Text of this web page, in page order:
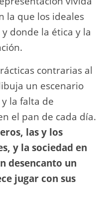
la que los ideales
donde la ética y la
contrarias al
un escenario
la falta de
el pan de cada día.
las y los
y la sociedad en
desencanto un
jugar con sus